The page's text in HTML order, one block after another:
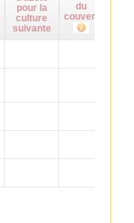
pour la
culture
suivante
du
couvert